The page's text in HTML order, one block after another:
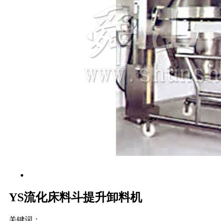
YS流化床料斗提升卸料机